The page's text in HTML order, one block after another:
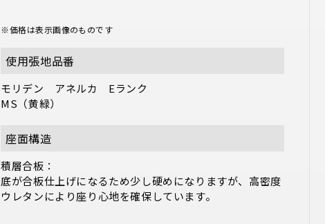
※価格は表示画像のものです
使用張地品番
モリデン　アネルカ　Eランク
MS（黄緑）
座面構造
積層合板：
底が合板仕上げになるため少し硬めになりますが、高密度
ウレタンにより座り心地を確保しています。